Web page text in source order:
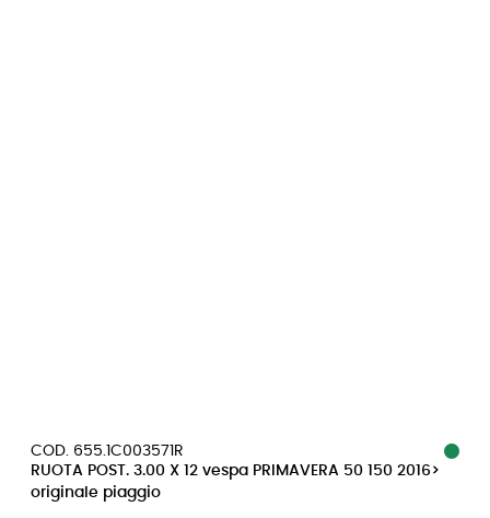
COD. 655.1C003571R
RUOTA POST. 3.00 X 12 vespa PRIMAVERA 50 150 2016>
originale piaggio